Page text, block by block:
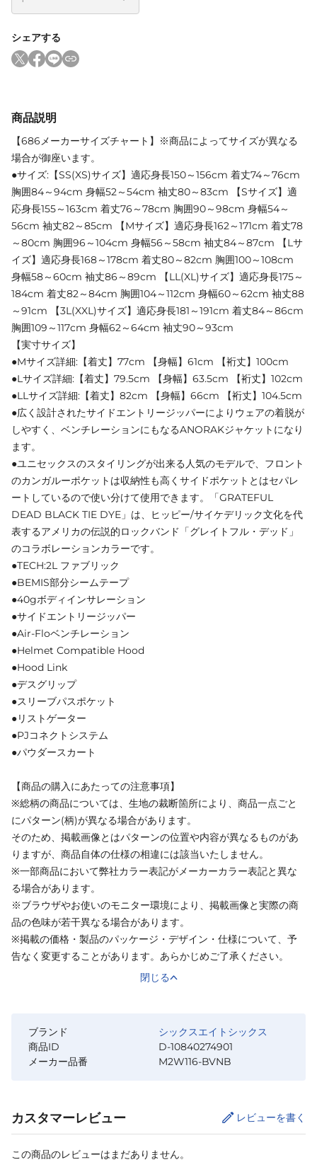
シェアする
商品説明
【686メーカーサイズチャート】※商品によってサイズが異なる
場合が御座います。
●サイズ:【SS(XS)サイズ】適応身長150～156cm 着丈74～76cm
胸囲84～94cm 身幅52～54cm 袖丈80～83cm 【Sサイズ】適
応身長155～163cm 着丈76～78cm 胸囲90～98cm 身幅54～
56cm 袖丈82～85cm 【Mサイズ】適応身長162～171cm 着丈78
～80cm 胸囲96～104cm 身幅56～58cm 袖丈84～87cm 【Lサ
イズ】適応身長168～178cm 着丈80～82cm 胸囲100～108cm
身幅58～60cm 袖丈86～89cm 【LL(XL)サイズ】適応身長175～
184cm 着丈82～84cm 胸囲104～112cm 身幅60～62cm 袖丈88
～91cm 【3L(XXL)サイズ】適応身長181～191cm 着丈84～86cm
胸囲109～117cm 身幅62～64cm 袖丈90～93cm
【実寸サイズ】
●Mサイズ詳細:【着丈】77cm 【身幅】61cm 【裄丈】100cm
●Lサイズ詳細:【着丈】79.5cm 【身幅】63.5cm 【裄丈】102cm
●LLサイズ詳細:【着丈】82cm 【身幅】66cm 【裄丈】104.5cm
●広く設計されたサイドエントリージッパーによりウェアの着脱が
しやすく、ベンチレーションにもなるANORAKジャケットになり
ます。
●ユニセックスのスタイリングが出来る人気のモデルで、フロント
のカンガルーポケットは収納性も高くサイドポケットとはセパレ
ートしているので使い分けて使用できます。「GRATEFUL
DEAD BLACK TIE DYE」は、ヒッピー/サイケデリック文化を代
表するアメリカの伝説的ロックバンド「グレイトフル・デッド」
のコラボレーションカラーです。
●TECH:2L ファブリック
●BEMIS部分シームテープ
●40gボディインサレーション
●サイドエントリージッパー
●Air-Floベンチレーション
●Helmet Compatible Hood
●Hood Link
●デスグリップ
●スリーブパスポケット
●リストゲーター
●PJコネクトシステム
●パウダースカート
【商品の購入にあたっての注意事項】
※総柄の商品については、生地の裁断箇所により、商品一点ごと
にパターン(柄)が異なる場合があります。
そのため、掲載画像とはパターンの位置や内容が異なるものがあ
りますが、商品自体の仕様の相違には該当いたしません。
※一部商品において弊社カラー表記がメーカーカラー表記と異な
る場合があります。
※ブラウザやお使いのモニター環境により、掲載画像と実際の商
品の色味が若干異なる場合があります。
※掲載の価格・製品のパッケージ・デザイン・仕様について、予
告なく変更することがあります。あらかじめご了承ください。
閉じる
ブランド
シックスエイトシックス
商品ID
D-10840274901
メーカー品番
M2W116-BVNB
カスタマーレビュー レビューを書く
この商品のレビューはまだありません。